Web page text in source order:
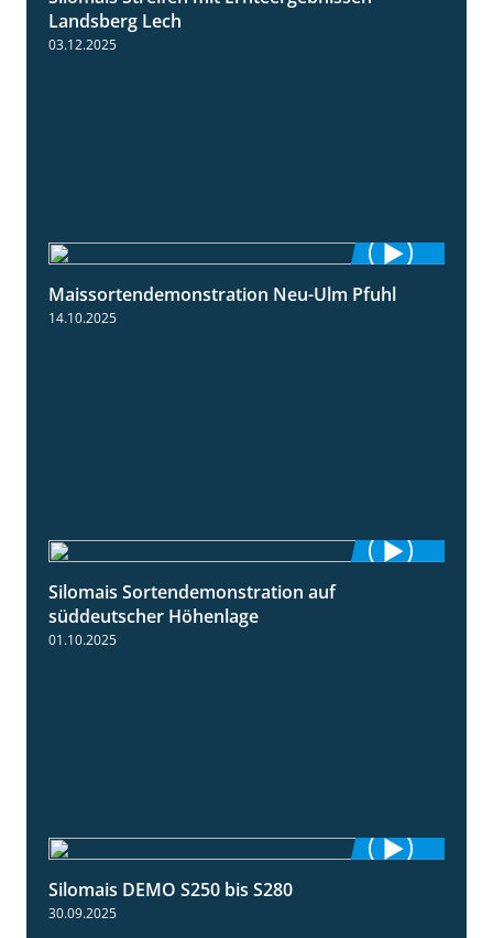
Landsberg Lech
03.12.2025
7:10
Maissortendemonstration Neu-Ulm Pfuhl
14.10.2025
Silomais Sortendemonstration auf
süddeutscher Höhenlage
01.10.2025
Silomais DEMO S250 bis S280
30.09.2025